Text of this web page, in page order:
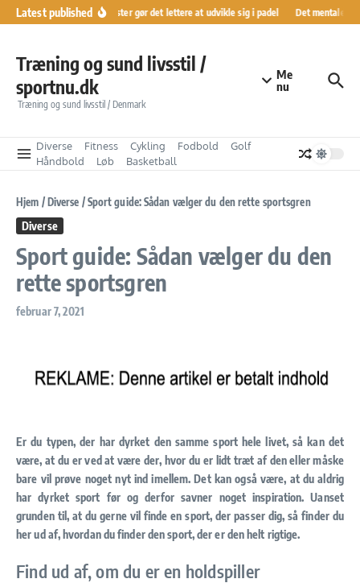
Fortsæt til indhold
Latest publishedRanglister gør det lettere at udvikle sig i padel Det mentale
Træning og sund livsstil /
sportnu.dk
Træning og sund livsstil / Denmark
Me
nu
Diverse Fitness Cykling Fodbold
Golf
Håndbold
Løb Basketball
Hjem / Diverse /Sport guide: Sådan vælger du den rette sportsgren
Diverse
Sport guide: Sådan vælger du den
rette sportsgren
februar 7, 2021
Er du typen, der har dyrket den samme sport hele livet, så kan det
være, at du er ved at være der, hvor du er lidt træt af den eller måske
bare vil prøve noget nyt ind imellem. Det kan også være, at du aldrig
har dyrket sport før og derfor savner noget inspiration. Uanset
grunden til, at du gerne vil finde en sport, der passer dig, så finder du
her ud af, hvordan du finder den sport, der er den helt rigtige.
Find ud af, om du er en holdspiller